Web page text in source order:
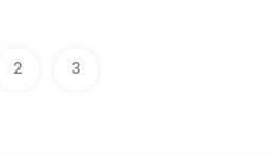
2 3